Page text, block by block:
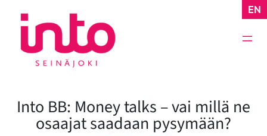
sisältöön
EN
Into BB: Money talks – vai millä ne
osaajat saadaan pysymään?